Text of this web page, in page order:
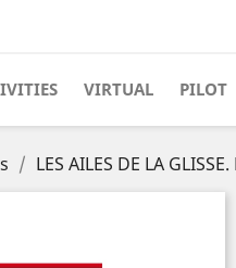
VIRTUAL PILOT
LES AILES DE LA